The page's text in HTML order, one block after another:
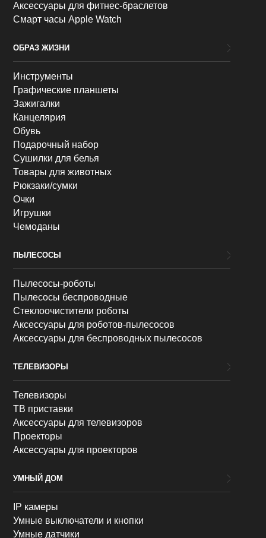
Аксессуары для фитнес-браслетов
Смарт часы Apple Watch
ОБРАЗ ЖИЗНИ
Инструменты
Графические планшеты
Зажигалки
Канцелярия
Обувь
Подарочный набор
Сушилки для белья
Товары для животных
Рюкзаки/сумки
Очки
Игрушки
Чемоданы
ПЫЛЕСОСЫ
Пылесосы-роботы
Пылесосы беспроводные
Стеклоочистители роботы
Аксессуары для роботов-пылесосов
Аксессуары для беспроводных пылесосов
ТЕЛЕВИЗОРЫ
Телевизоры
ТВ приставки
Аксессуары для телевизоров
Проекторы
Аксессуары для проекторов
УМНЫЙ ДОМ
IP камеры
Умные выключатели и кнопки
Умные датчики